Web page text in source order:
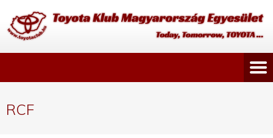
RCF